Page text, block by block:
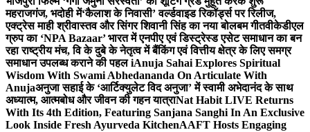
महराजगंज, भदोही में‘कैलाश के निवासी’ वर्ल्डवाइड रिकॉर्ड्स पर रिलीज,
एक्ट्रेस माही श्रीवास्तव और सिंगर शिवानी सिंह का नया बोलबम गीतवीकेडीएल
ग्रुप का ‘NPA Bazaar’ भारत में एनपीए एवं डिस्ट्रेस्ड एसेट समाधान का बन
रहा राष्ट्रीय मंच, वि के दुबे के नेतृत्व में बैंकिंग एवं वित्तीय क्षेत्र के लिए समग्र
समाधान उपलब्ध कराने की पहल iAnuja Sahai Explores Spiritual
Wisdom With Swami Abhedananda On Articulate With
Anujaअनुजा सहाई के ‘आर्टिक्युलेट विद अनुजा’ में स्वामी अभेदानंद के साथ
अध्यात्म, आत्मबोध और जीवन की गहन यात्राNat Habit LIVE Returns
With Its 4th Edition, Featuring Sanjana Sanghi In An Exclusive
Look Inside Fresh Ayurveda KitchenAAFT Hosts Engaging